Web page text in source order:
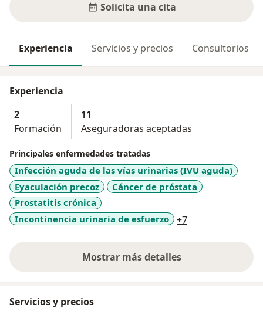
Solicita una cita
Experiencia Servicios y precios Consultorios
Experiencia
2
Formación
11
Aseguradoras aceptadas
Principales enfermedades tratadas
Infección aguda de las vías urinarias (IVU aguda)
Eyaculación precoz
Cáncer de próstata
Prostatitis crónica
Incontinencia urinaria de esfuerzo
+7
Mostrar más detalles
sobre la experiencia
Servicios y precios